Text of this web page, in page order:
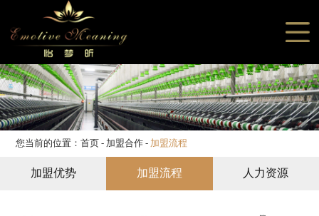
网站首页
关于我们
产品展示
案例展示
服务支持
您当前的位置：首页- 加盟合作 - 加盟流程
加盟优势 加盟流程 人力资源